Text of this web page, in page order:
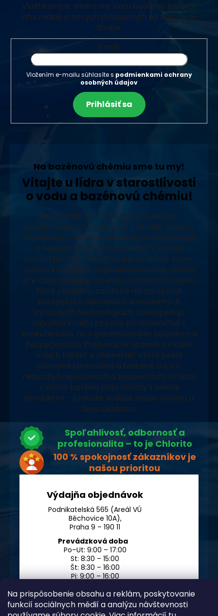
Na prispôsobenie obsahu a reklám, poskytovanie
funkcií sociálnych médií a analýzu návštevnosti
Vložte svoj e-mail a my Vám budeme zasielať
informácie o nových produktoch na našom e-
shope.
Email
Vložením e-mailu súhlasíte s podmienkami ochrany
osobných údajov
Prihlásiť sa
Na bazénovú chémiu sme tu my!
Vitajte u lídra v starostlivosti
o vodu a bazénovú chémiu!
Naša rodinná firma sa pýši tradíciou,
vysokoškolským vzdelaním v oblasti čistiarní
odpadových vôd a vodárenských technológií
a neustálym zdokonaľovaním v oblasti
starostlivosti o vodu. Ponúkame široký výber
vysoko kvalitných prípravkov vlastnej výroby
pre čistú a bezpečnú vodu vo vašom bazéne.
Naše produkty, založené na najlepších
európskych surovinách a moderných
výrobných technológiách, zabezpečujú
najvyššiu kvalitu za ceny porovnateľné s
konkurenciou, no s garantovaným pôvodom a
bezpečnosťou. Presvedčte sa sami o kvalite
našich tabliet a chemikálií, ktoré prešli
prísnymi kontrolami a testami, a o ich
nepochybnej účinnosti a bezpečnosti. Urobte
z vášho bazéna oázu čistoty s našimi
produktmi – pretože voda je našou vášňou a
špecializáciou.
Spoľahlivosť, odbornosť a
profesionalita – to je Chlorito
100 % spokojnosť zákazníkov je
našou prioritou
Výdajňa objednávok
Podnikatelská 565 (Areál VÚ
Běchovice 10A),
Praha 9 – 190 11
Prevádzková doba
Po–Ut: 9:00 – 17:00
St: 8:30 – 15:00
Št: 8:30 – 16:00
Pi: 9:00 – 16:00